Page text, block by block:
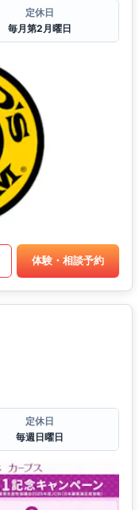
定休日
毎月第2月曜日
体験・相談予約
定休日
毎週日曜日